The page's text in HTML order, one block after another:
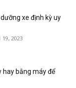
xe định kỳ uy
19, 2023
hay bằng máy để